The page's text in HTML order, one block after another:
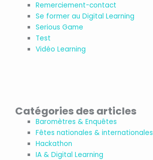
Remerciement-contact
Se former au Digital Learning
Serious Game
Test
Vidéo Learning
Catégories des articles
Baromètres & Enquêtes
Fêtes nationales & internationales
Hackathon
IA & Digital Learning